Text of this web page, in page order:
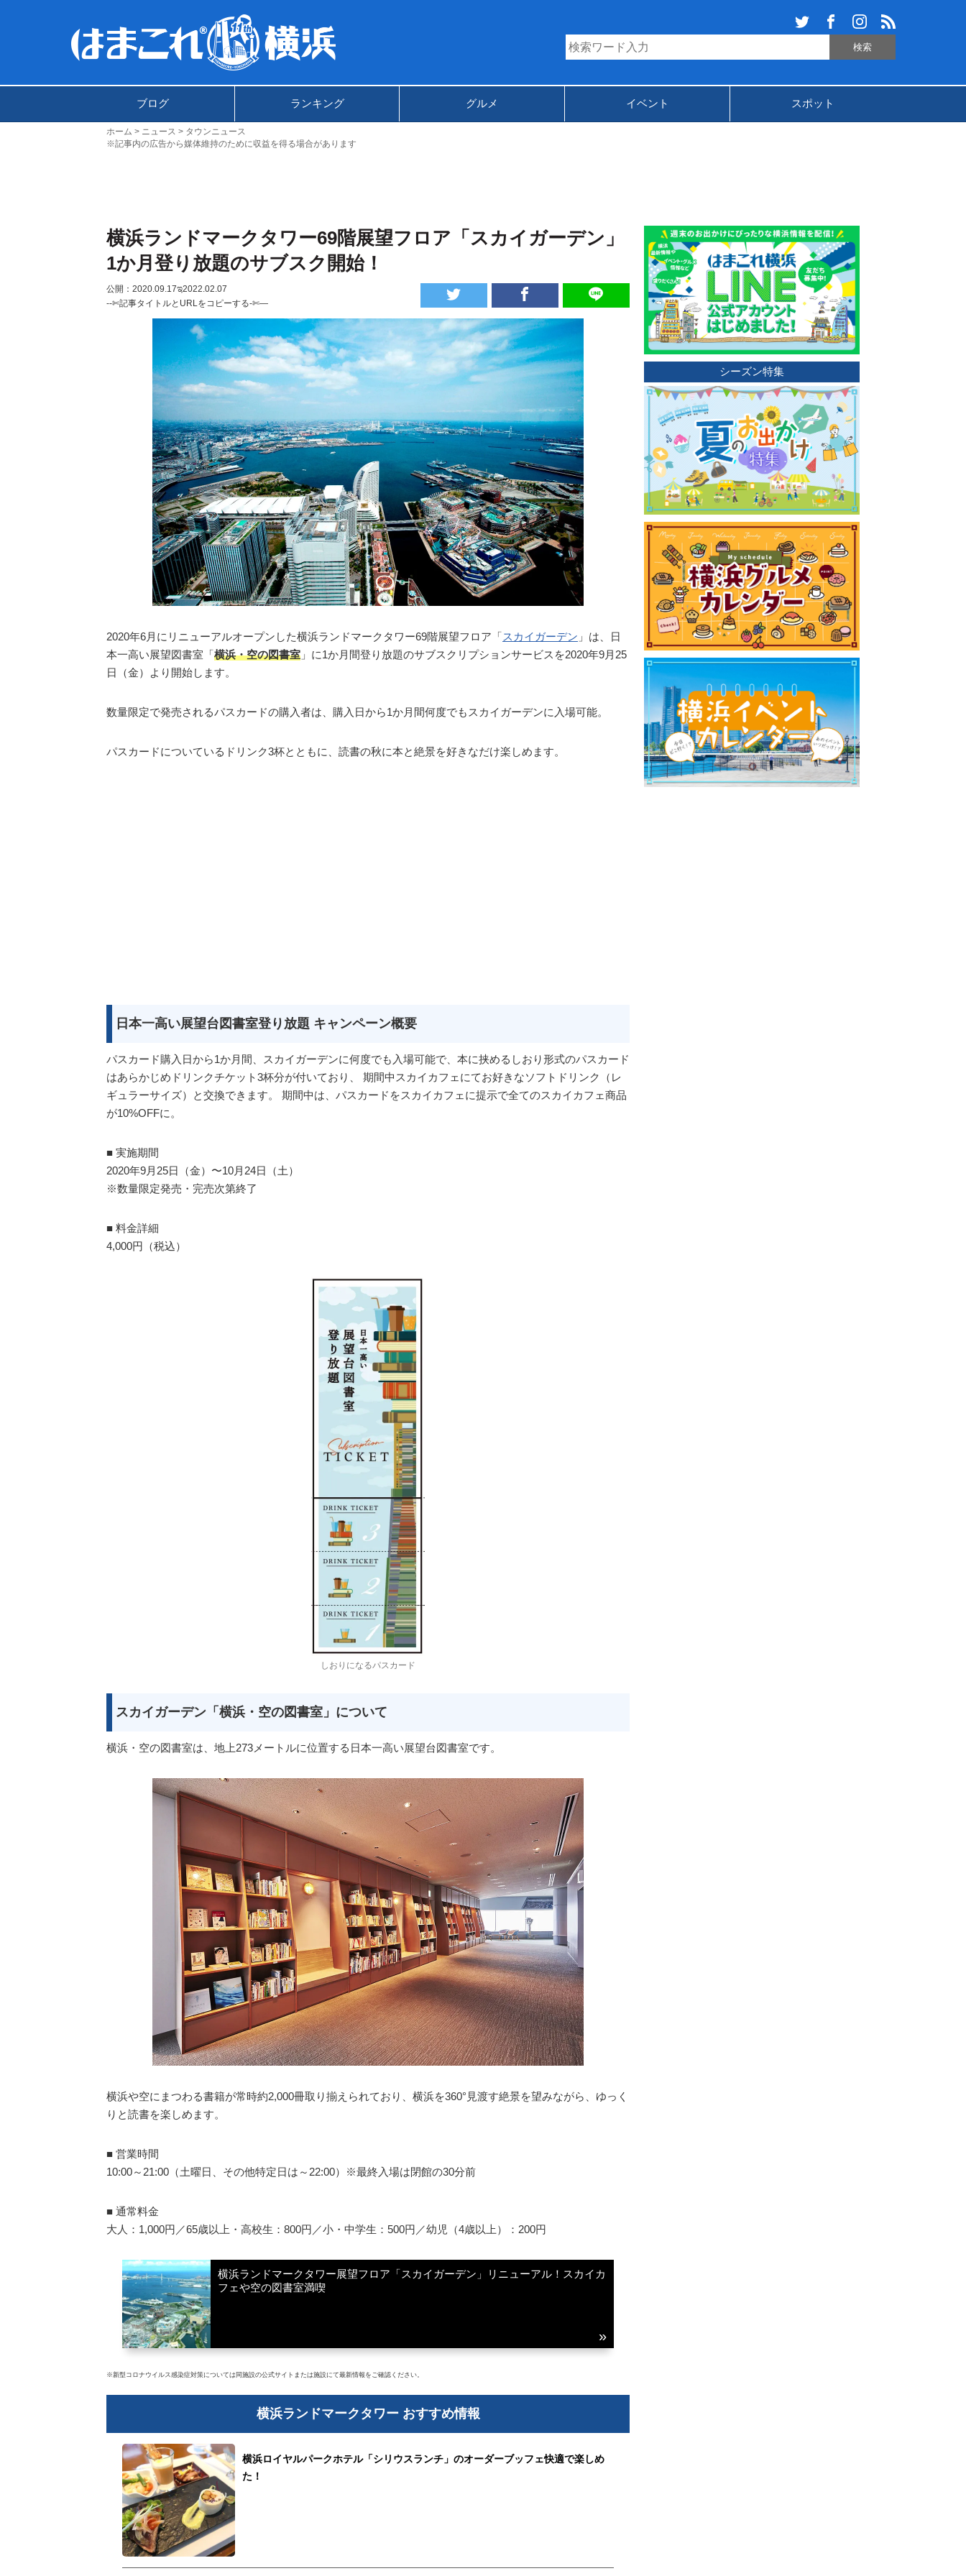
ブログ ランキング グルメ イベント スポット
ホーム ニュース
タウンニュース
※記事内の広告から媒体維持のために収益を得る場合があります
横浜ランドマークタワー69階展望フロア「スカイガーデン」
1か月登り放題のサブスク開始！
公開：2020.09.17ಇ2022.02.07
--✄記事タイトルとURLをコピーする-✄—
2020年6月にリニューアルオープンした横浜ランドマークタワー69階展望フロア「スカイガーデン 」は、日
本一高い展望図書室「横浜・空の図書室 」に1か月間登り放題のサブスクリプションサービスを2020年9月25
日（金）より開始します。
数量限定で発売されるパスカードの購入者は、購入日から1か月間何度でもスカイガーデンに入場可能。
パスカードについているドリンク3杯とともに、読書の秋に本と絶景を好きなだけ楽しめます。
日本一高い展望台図書室登り放題 キャンペーン概要
パスカード購入日から1か月間、スカイガーデンに何度でも入場可能で、本に挟めるしおり形式のパスカード
はあらかじめドリンクチケット3杯分が付いており、 期間中スカイカフェにてお好きなソフトドリンク（レ
ギュラーサイズ）と交換できます。 期間中は、パスカードをスカイカフェに提示で全てのスカイカフェ商品
が10%OFFに。
■ 実施期間
2020年9月25日（金）〜10月24日（土）
※数量限定発売・完売次第終了
■ 料金詳細
4,000円（税込）
しおりになるパスカード
スカイガーデン「横浜・空の図書室」について
横浜・空の図書室は、地上273メートルに位置する日本一高い展望台図書室です。
横浜や空にまつわる書籍が常時約2,000冊取り揃えられており、横浜を360°見渡す絶景を望みながら、ゆっく
りと読書を楽しめます。
■ 営業時間
10:00～21:00（土曜日、その他特定日は～22:00）※最終入場は閉館の30分前
■ 通常料金
大人：1,000円／65歳以上・高校生：800円／小・中学生：500円／幼児（4歳以上）：200円
横浜ランドマークタワー展望フロア「スカイガーデン」リニューアル！スカイカ
フェや空の図書室満喫
※新型コロナウイルス感染症対策については同施設の公式サイトまたは施設にて最新情報をご確認ください。
横浜ランドマークタワー おすすめ情報
横浜ロイヤルパークホテル「シリウスランチ」のオーダーブッフェ快適で楽しめ
た！
シーズン特集